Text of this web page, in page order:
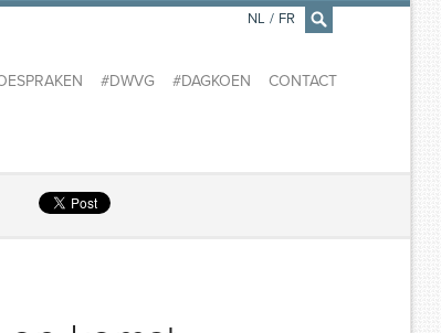
×
#DWVG #DAGKOEN CONTACT
NL / FR